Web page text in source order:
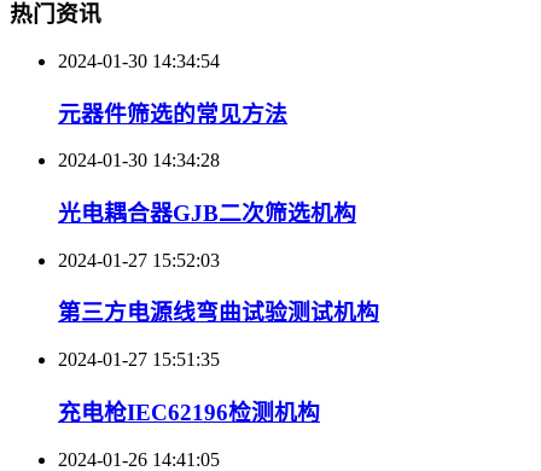
热门资讯
2024-01-30 14:34:54
元器件筛选的常见方法
2024-01-30 14:34:28
光电耦合器GJB二次筛选机构
2024-01-27 15:52:03
第三方电源线弯曲试验测试机构
2024-01-27 15:51:35
充电枪IEC62196检测机构
2024-01-26 14:41:05